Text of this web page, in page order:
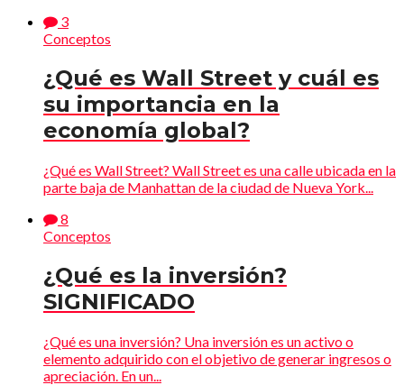
3
Conceptos
¿Qué es Wall Street y cuál es
su importancia en la
economía global?
¿Qué es Wall Street? Wall Street es una calle ubicada en la
parte baja de Manhattan de la ciudad de Nueva York...
8
Conceptos
¿Qué es la inversión?
SIGNIFICADO
¿Qué es una inversión? Una inversión es un activo o
elemento adquirido con el objetivo de generar ingresos o
apreciación. En un...